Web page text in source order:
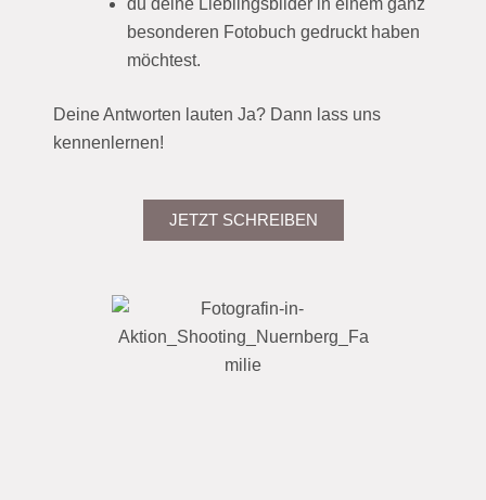
du deine Lieblingsbilder in einem ganz
besonderen Fotobuch gedruckt haben
möchtest.
Deine Antworten lauten Ja? Dann lass uns
kennenlernen!
JETZT SCHREIBEN